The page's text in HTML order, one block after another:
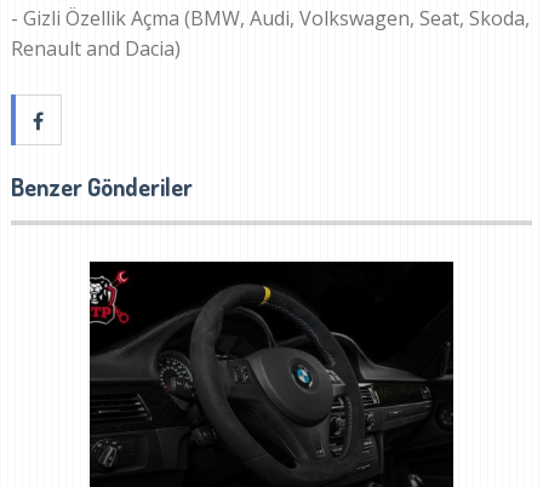
- Gizli Özellik Açma (BMW, Audi, Volkswagen, Seat, Skoda,
Renault and Dacia)
Benzer Gönderiler